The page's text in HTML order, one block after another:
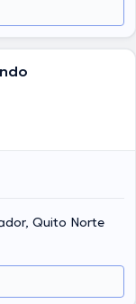
Quito Norte